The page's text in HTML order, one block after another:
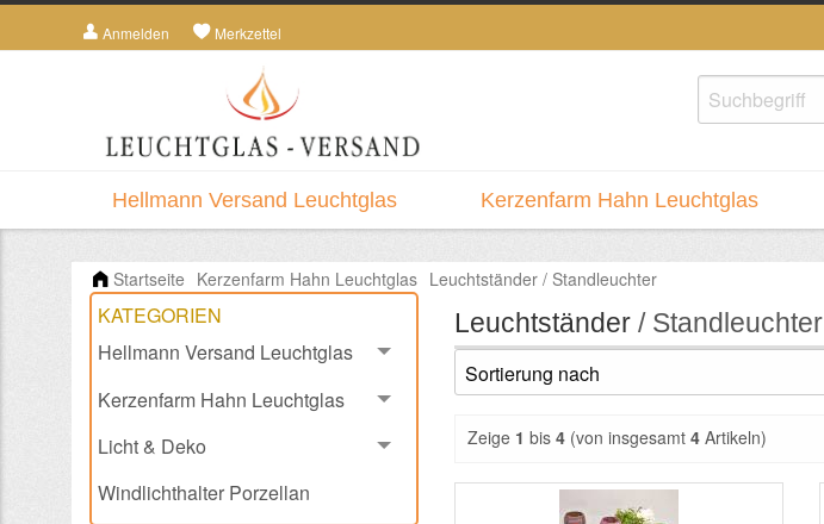
Anmelden Merkzettel
Hellmann Versand Leuchtglas Kerzenfarm Hahn Leuchtglas
Startseite Kerzenfarm Hahn Leuchtglas Leuchtständer / Standleuchter
KATEGORIEN
Hellmann Versand Leuchtglas
Kerzenfarm Hahn Leuchtglas
Licht & Deko
Windlichthalter Porzellan
Leuchtständer / Standleuchter
Zeige 1 bis 4 (von insgesamt 4 Artikeln)